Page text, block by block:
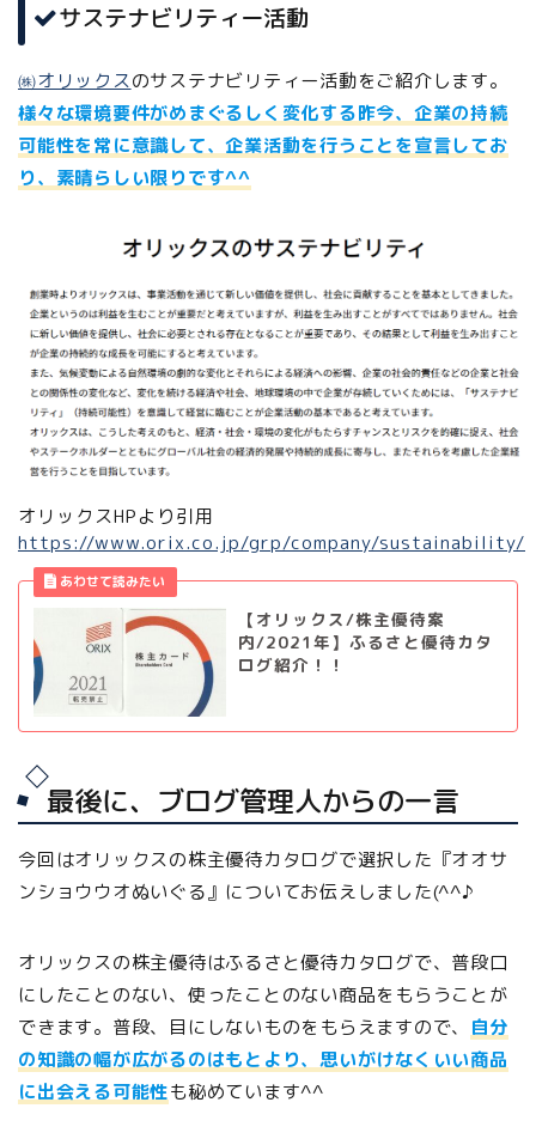
サステナビリティー活動
㈱オリックスのサステナビリティー活動をご紹介します。
様々な環境要件がめまぐるしく変化する昨今、企業の持続
可能性を常に意識して、企業活動を行うことを宣言してお
り、素晴らしい限りです^^
オリックスHPより引用
https://www.orix.co.jp/grp/company/sustainability/
【オリックス/株主優待案
内/2021年】ふるさと優待カタ
ログ紹介！！
最後に、ブログ管理人からの一言
今回はオリックスの株主優待カタログで選択した『オオサ
ンショウウオぬいぐる』についてお伝えしました(^^♪
オリックスの株主優待はふるさと優待カタログで、普段口
にしたことのない、使ったことのない商品をもらうことが
できます。普段、目にしないものをもらえますので、 自分
の知識の幅が広がるのはもとより、思いがけなくいい商品
に出会える可能性も秘めています^^